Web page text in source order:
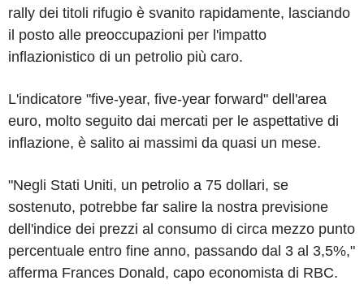
rally dei titoli rifugio è svanito rapidamente, lasciando
il posto alle preoccupazioni per l'impatto
inflazionistico di un petrolio più caro.
L'indicatore "five-year, five-year forward" dell'area
euro, molto seguito dai mercati per le aspettative di
inflazione, è salito ai massimi da quasi un mese.
"Negli Stati Uniti, un petrolio a 75 dollari, se
sostenuto, potrebbe far salire la nostra previsione
dell'indice dei prezzi al consumo di circa mezzo punto
percentuale entro fine anno, passando dal 3 al 3,5%,"
afferma Frances Donald, capo economista di RBC.